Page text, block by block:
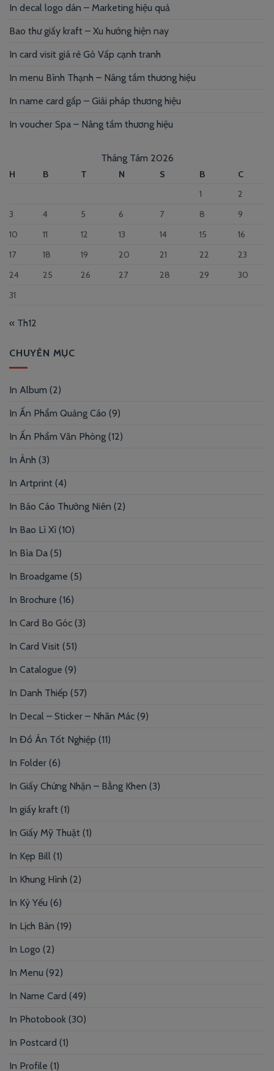
In decal logo dán – Marketing hiệu quả
Bao thư giấy kraft – Xu hướng hiện nay
In card visit giá rẻ Gò Vấp cạnh tranh
In menu Bình Thạnh – Nâng tầm thương hiệu
In name card gấp – Giải pháp thương hiệu
In voucher Spa – Nâng tầm thương hiệu
Tháng Tám 2026
H B T N S B
C
1
2
3
4 5 6 7 8
9
10
11 12 13 14 15
16
17
18 19 20 21 22
23
24
25 26 27 28 29
30
31
« Th12
CHUYÊN MỤC
In Album (2)
In Ấn Phẩm Quảng Cáo (9)
In Ấn Phẩm Văn Phòng (12)
In Ảnh (3)
In Artprint (4)
In Báo Cáo Thường Niên (2)
In Bao Lì Xì (10)
In Bìa Da (5)
In Broadgame (5)
In Brochure (16)
In Card Bo Góc (3)
In Card Visit (51)
In Catalogue (9)
In Danh Thiếp (57)
In Decal – Sticker – Nhãn Mác (9)
In Đồ Án Tốt Nghiệp (11)
In Folder (6)
In Giấy Chứng Nhận – Bằng Khen (3)
In giấy kraft (1)
In Giấy Mỹ Thuật (1)
In Kẹp Bill (1)
In Khung Hình (2)
In Kỷ Yếu (6)
In Lịch Bàn (19)
In Logo (2)
In Menu (92)
In Name Card (49)
In Photobook (30)
In Postcard (1)
In Profile (1)